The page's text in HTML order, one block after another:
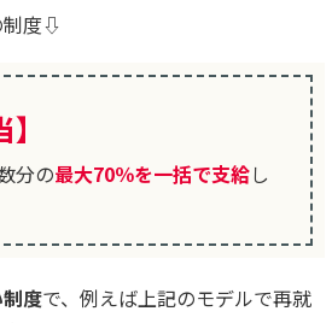
制度⇩
分の最大70％を一括で支給し
度で、例えば上記のモデルで再就